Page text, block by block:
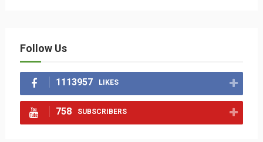
Follow Us
1113957 LIKES
758 SUBSCRIBERS